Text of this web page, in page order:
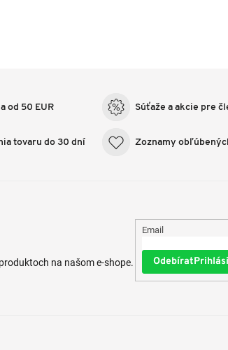
od 50 EUR
tovaru do 30 dní
Súťaže a akcie pre
Zoznamy
na našom e-shope.
Email